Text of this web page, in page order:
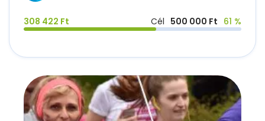
308 422 Ft Cél 500 000 Ft 61 %